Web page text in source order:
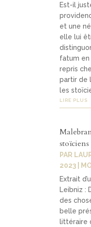
Est-il
et une
elle lui
fatum
repris
partir de
les
LIRE PLUS
stoïciens
PAR
2023
Extrait
Leibniz :
des
belle
littéraire